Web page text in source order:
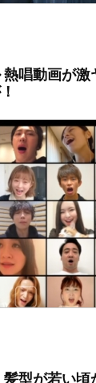
熱唱動画が
型が若い